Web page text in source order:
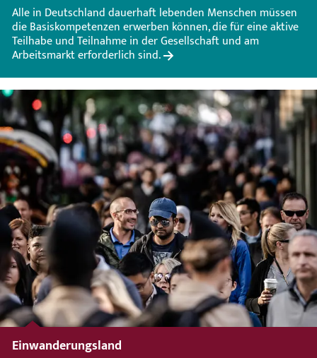
Alle in Deutschland dauerhaft lebenden Menschen müssen
die Basiskompetenzen erwerben können, die für eine aktive
Teilhabe und Teilnahme in der Gesellschaft und am
Arbeitsmarkt erforderlich sind.
Einwanderungsland